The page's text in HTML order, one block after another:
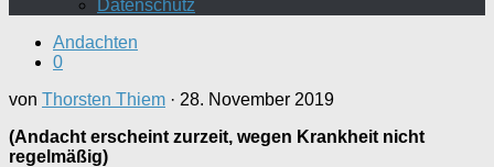
Datenschutz
Andachten
0
von Thorsten Thiem · 28. November 2019
(Andacht erscheint zurzeit, wegen Krankheit nicht
regelmäßig)